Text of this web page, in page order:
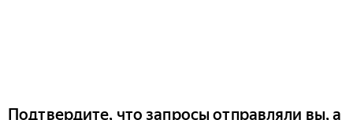
Подтвердите, что запросы отправляли вы, а